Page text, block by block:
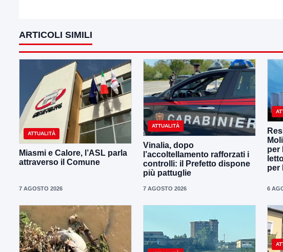
ARTICOLI SIMILI
ATTUALITÀ
Miasmi e Calore, l’ASL parla
attraverso il Comune
7 AGOSTO 2026
ATTUALITÀ
Vinalia, dopo
l’accoltellamento rafforzati i
controlli: il Prefetto dispone
più pattuglie
7 AGOSTO 2026
per
per
6